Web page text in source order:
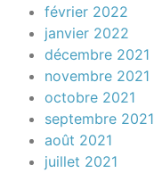
février 2022
janvier 2022
décembre 2021
novembre 2021
octobre 2021
septembre 2021
août 2021
juillet 2021